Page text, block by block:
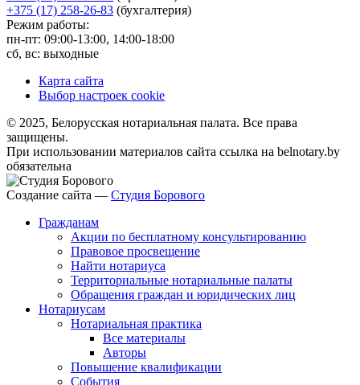
+375 (17) 258-26-83 (бухгалтерия)
Режим работы:
пн-пт: 09:00-13:00, 14:00-18:00
сб, вс: выходные
Карта сайта
Выбор настроек cookie
© 2025, Белорусская нотариальная палата. Все права
защищены.
При использовании материалов сайта ссылка на belnotary.by
обязательна
Создание сайта — Студия Борового
Гражданам
Акции по бесплатному консультированию
Правовое просвещение
Найти нотариуса
Территориальные нотариальные палаты
Обращения граждан и юридических лиц
Нотариусам
Нотариальная практика
Все материалы
Авторы
Повышение квалификации
События